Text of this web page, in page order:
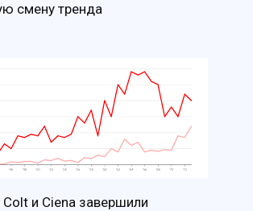
смену тренда
и Ciena завершили